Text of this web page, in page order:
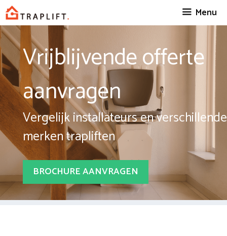
Spring
naar
inhoud
Menu
Vrijblijvende offerte
aanvragen
Vergelijk installateurs en verschillende
merken trapliften
BROCHURE AANVRAGEN